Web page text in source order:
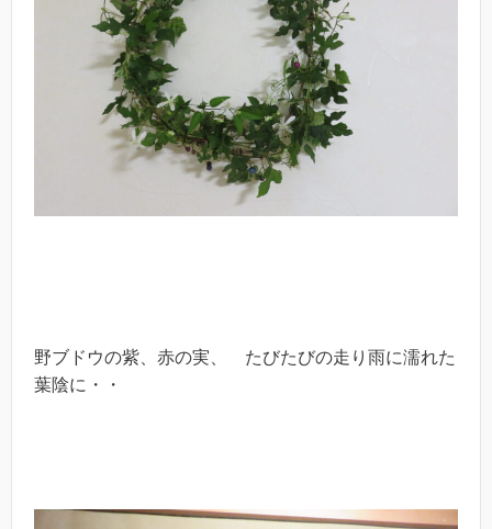
野ブドウの紫、赤の実、 たびたびの走り雨に濡れた
葉陰に・・